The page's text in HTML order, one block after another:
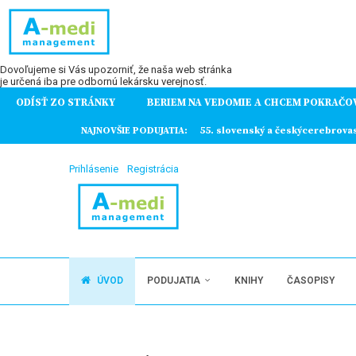
Dovoľujeme si Vás upozorniť, že naša web stránka
je určená iba pre odbornú lekársku verejnosť.
ODÍSŤ ZO STRÁNKY BERIEM NA VEDOMIE A CHCEM
NAJNOVŠIE PODUJATIA: 55. slovenský a
Prihlásenie Registrácia
ÚVOD PODUJATIA KNIHY ČASOPISY